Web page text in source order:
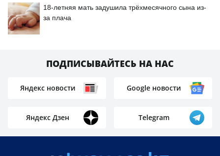
18-летняя мать задушила трёхмесячного сына из-
за плача
ПОДПИСЫВАЙТЕСЬ НА НАС
Яндекс новости Google новости
Яндекс Дзен Telegram